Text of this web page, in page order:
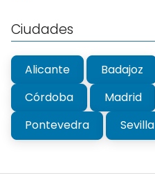
Ciudades
Alicante Badajoz
Córdoba
Madrid
Pontevedra
Sevilla